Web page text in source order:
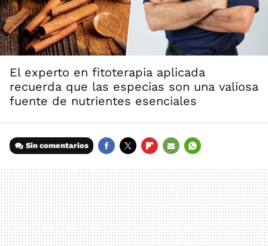
El experto en fitoterapia aplicada
recuerda que las especias son una valiosa
fuente de nutrientes esenciales
Sin comentarios
MAIL